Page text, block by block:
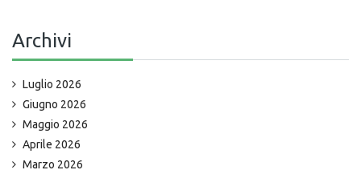
Archivi
Luglio 2026
Giugno 2026
Maggio 2026
Aprile 2026
Marzo 2026